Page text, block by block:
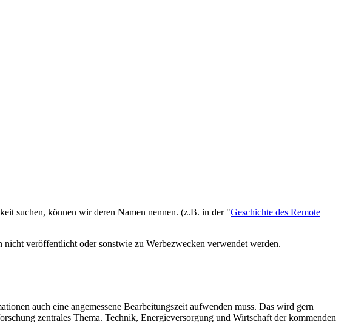
suchen, können wir deren Namen nennen. (z.B. in der "Geschichte des Remote
veröffentlicht oder sonstwie zu Werbezwecken verwendet werden.
auch eine angemessene Bearbeitungszeit aufwenden muss. Das wird gern
zentrales Thema. Technik, Energieversorgung und Wirtschaft der kommenden